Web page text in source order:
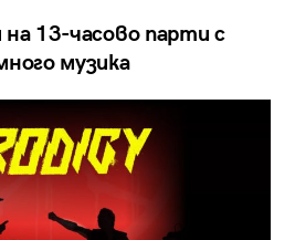
13-часово парти с
музика